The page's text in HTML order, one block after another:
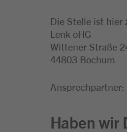
Die Stelle ist hier
Lenk oHG
Wittener Straße
44803 Bochum
Haben wir